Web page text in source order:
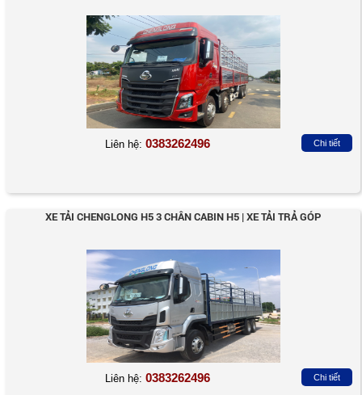
Liên hệ: 0383262496 Chi tiết
XE TẢI CHENGLONG H5 3 CHÂN CABIN H5 | XE TẢI TRẢ GÓP
Liên hệ: 0383262496 Chi tiết